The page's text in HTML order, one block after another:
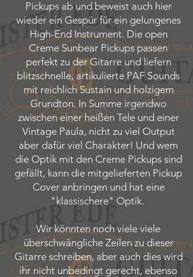
Pickups ab und beweist auch hier
wieder ein Gespür für ein gelungenes
High-End Instrument. Die open
Creme Sunbear Pickups passen
perfekt zu der Gitarre und liefern
blitzschnelle, artikulierte PAF Sounds
mit reichlich Sustain und holzigem
Grundton. In Summe irgendwo
zwischen einer heißen Tele und einer
Vintage Paula, nicht zu viel Output
aber dafür viel Charakter! Und wem
die Optik mit den Creme Pickups sind
gefällt, kann die mitgelieferten Pickup
Cover anbringen und hat eine
"klassischere" Optik.
Wir könnten noch viele viele
überschwängliche Zeilen zu dieser
Gitarre schreiben, aber auch dies wird
ihr nicht unbedingt gerecht, ebenso